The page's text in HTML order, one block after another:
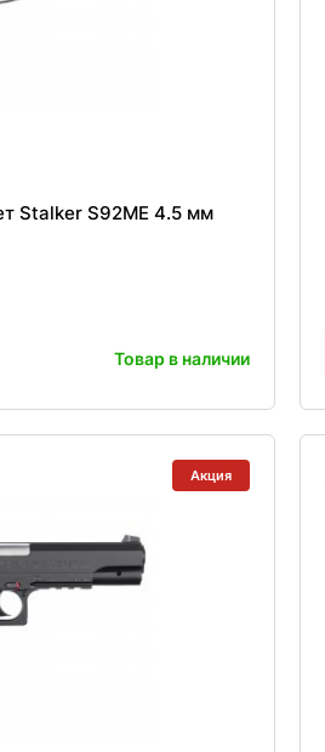
Stalker S92ME 4.5 мм
Товар в наличии
Акция